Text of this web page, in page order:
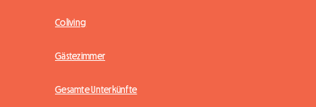
Coliving
Gästezimmer
Gesamte Unterkünfte